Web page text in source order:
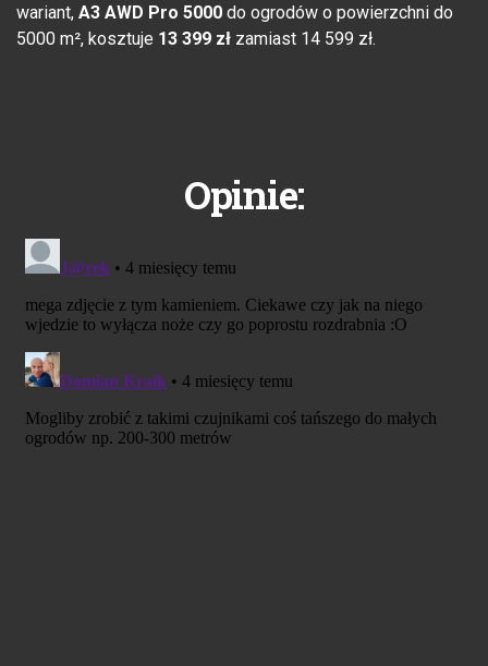
wariant, A3 AWD Pro 5000 do ogrodów o powierzchni do
5000 m², kosztuje 13 399 zł zamiast 14 599 zł.
Opinie: